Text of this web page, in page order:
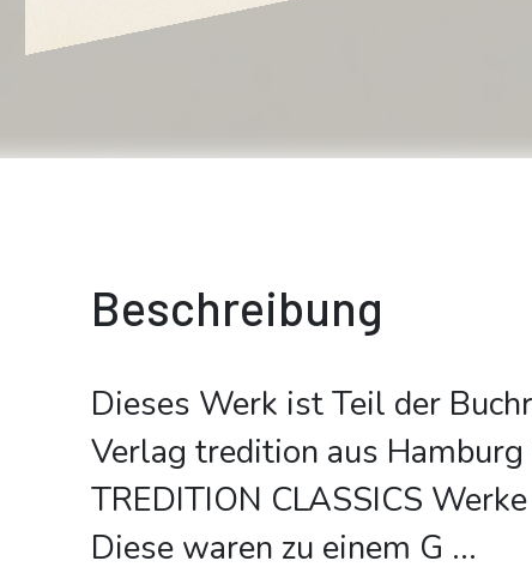
Beschreibung
Dieses Werk ist Teil der
Verlag tredition aus
TREDITION CLASSICS
Diese waren zu einem G ...